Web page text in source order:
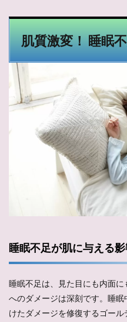
肌質激変！ 睡眠
睡眠不足が肌に与える
睡眠不足は、見た目にも内面
へのダメージは深刻です。睡
けたダメージを修復するゴー